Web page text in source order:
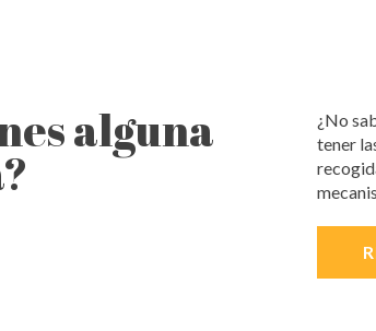
alguna
¿No
tener